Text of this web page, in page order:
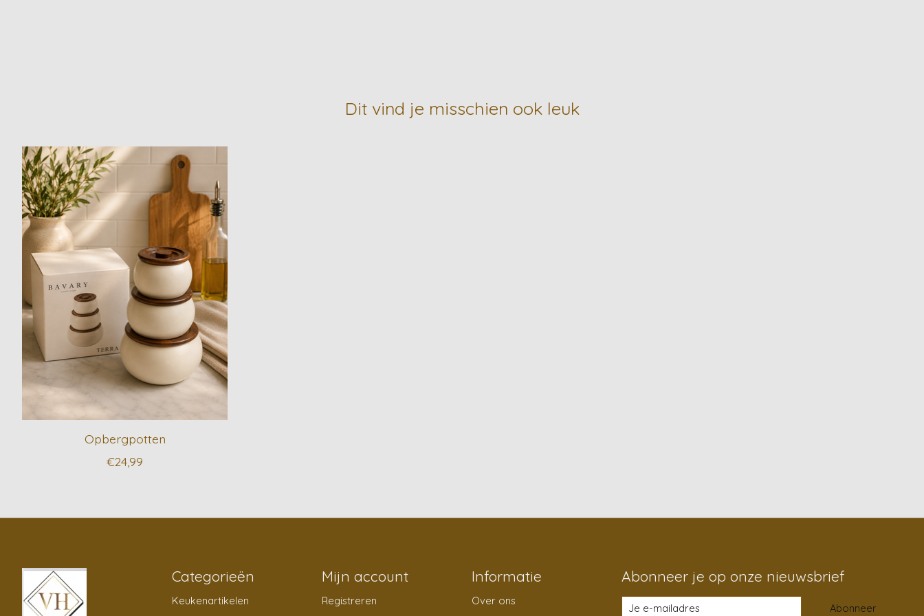
Dit vind je misschien ook leuk
Items van productcarrousel
Opbergpotten
€24,99
Categorieën
Keukenartikelen
Mijn account
Registreren
Informatie
Over ons
Abonneer je op onze nieuwsbrief
Abonneer